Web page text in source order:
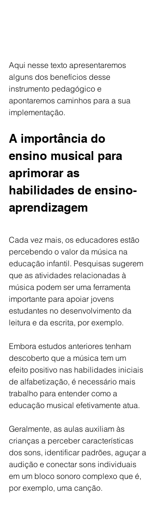
Aqui nesse texto apresentaremos
alguns dos benefícios desse
instrumento pedagógico e
apontaremos caminhos para a sua
implementação.
A importância do
ensino musical para
aprimorar as
habilidades de ensino-
aprendizagem
Cada vez mais, os educadores estão
percebendo o valor da música na
educação infantil. Pesquisas sugerem
que as atividades relacionadas à
música podem ser uma ferramenta
importante para apoiar jovens
estudantes no desenvolvimento da
leitura e da escrita, por exemplo.
Embora estudos anteriores tenham
descoberto que a música tem um
efeito positivo nas habilidades iniciais
de alfabetização, é necessário mais
trabalho para entender como a
educação musical efetivamente atua.
Geralmente, as aulas auxiliam às
crianças a perceber características
dos sons, identificar padrões, aguçar a
audição e conectar sons individuais
em um bloco sonoro complexo que é,
por exemplo, uma canção.